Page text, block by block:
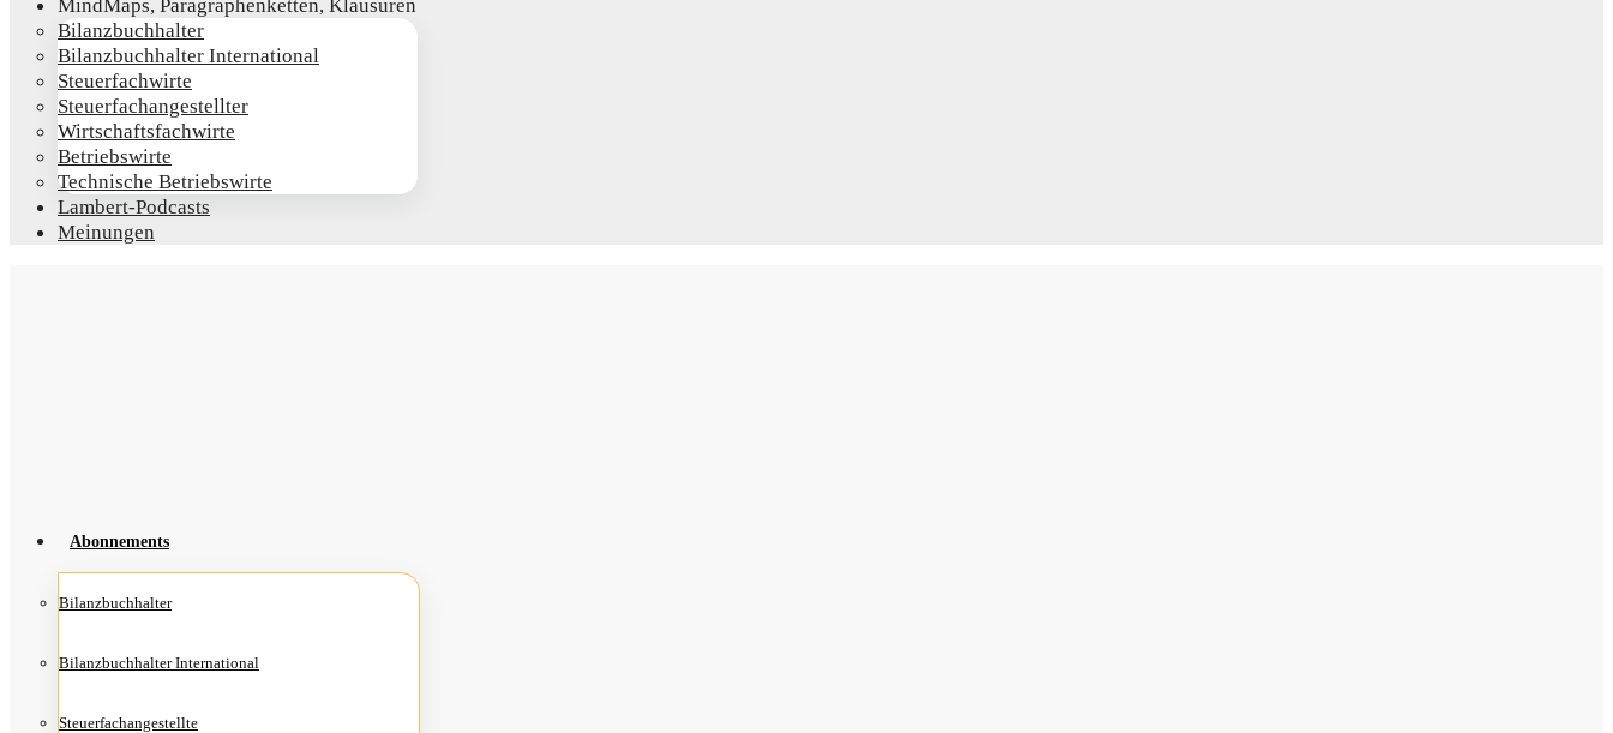
Mind­Maps, Para­gra­phen­ket­ten, Klausuren
Bilanz­buch­hal­ter
Bilanz­buch­hal­ter International
Steu­er­fach­wir­te
Steu­er­fach­an­ge­stell­ter
Wirt­schafts­fach­wir­te
Betriebs­wir­te
Tech­ni­sche Betriebswirte
Lam­­bert-Pod­­casts
Mei­nun­gen
Abon­ne­ments
Bilanz­buch­hal­ter
Bilanz­buch­hal­ter International
Steu­er­fach­an­ge­stell­te